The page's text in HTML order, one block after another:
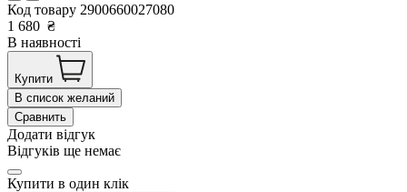
Код товару 2900660027080
1 680 ₴
В наявності
Купити
В список желаний
Сравнить
Додати відгук
Відгуків ще немає
Купити в один клік